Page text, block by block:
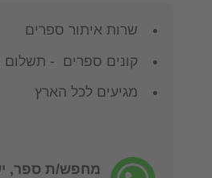
שרות איתור ספרים
קונים ספרים - תשלום
מגיעים לכל הארץ
מחפש/ת ספר,